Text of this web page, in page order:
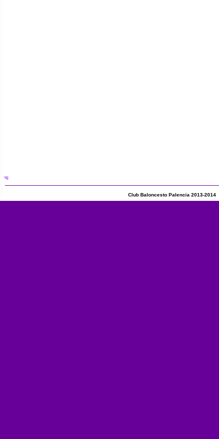
Club Baloncesto Palencia 2013-2014